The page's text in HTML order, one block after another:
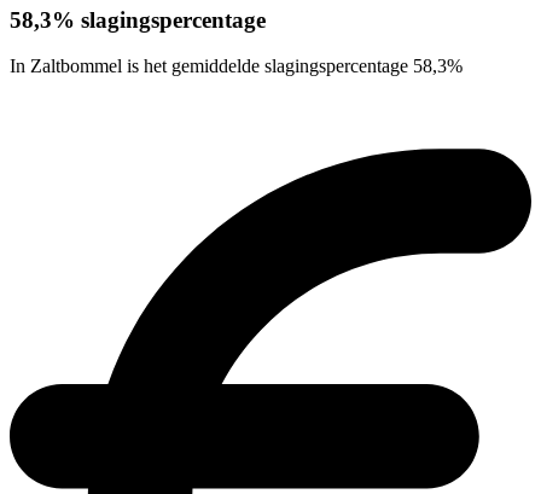
58,3% slagingspercentage
In Zaltbommel is het gemiddelde slagingspercentage 58,3%